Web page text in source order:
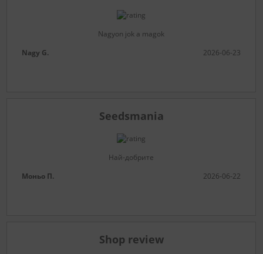
Nagyon jok a magok
Nagy G.
2026-06-23
Seedsmania
Най-добрите
Моньо П.
2026-06-22
Shop review